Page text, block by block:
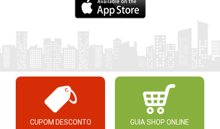
CUPOM DESCONTO GUIA SHOP ONLINE